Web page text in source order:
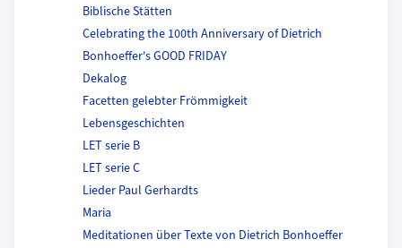
Biblische Stätten
Celebrating the 100th Anniversary of Dietrich
Bonhoeffer's GOOD FRIDAY
Dekalog
Facetten gelebter Frömmigkeit
Lebensgeschichten
LET serie B
LET serie C
Lieder Paul Gerhardts
Maria
Meditationen über Texte von Dietrich Bonhoeffer